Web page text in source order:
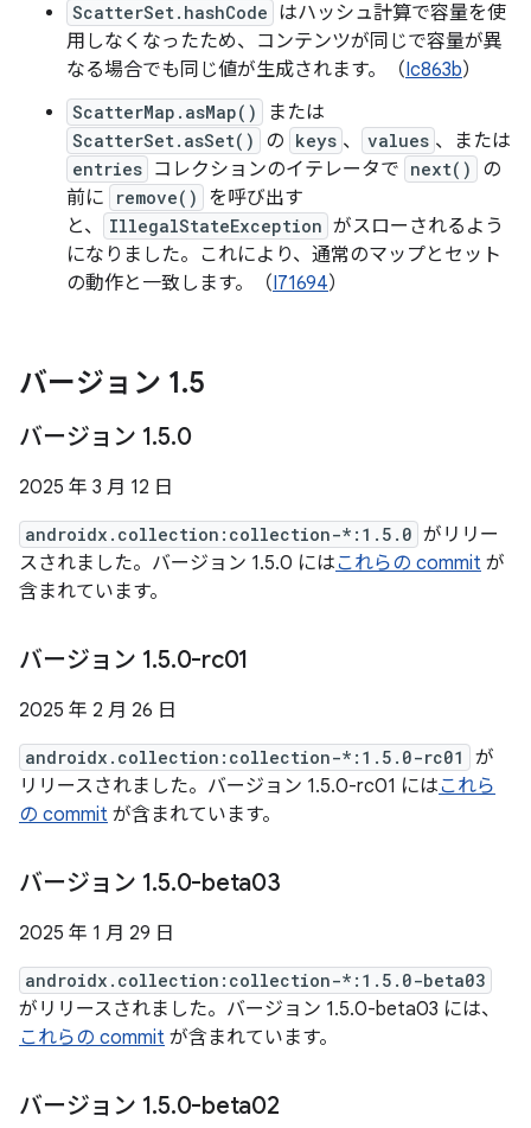
ScatterSet.hashCode はハッシュ計算で容量を使
用しなくなったため、コンテンツが同じで容量が異
なる場合でも同じ値が生成されます。（Ic863b）
ScatterMap.asMap() または
ScatterSet.asSet() の keys 、 values 、または
entries コレクションのイテレータで next()
の
前に
remove()
を呼び出す
と、
IllegalStateException がスローされるよう
になりました。これにより、通常のマップとセット
の動作と一致します。（I71694）
バージョン 1.5
バージョン 1.5.0
2025 年 3 月 12 日
androidx.collection:collection-*:1.5.0 がリリー
スされました。バージョン 1.5.0 にはこれらの commit が
含まれています。
バージョン 1.5.0-rc01
2025 年 2 月 26 日
androidx.collection:collection-*:1.5.0-rc01
が
リリースされました。バージョン 1.5.0-rc01 にはこれら
の commit が含まれています。
バージョン 1.5.0-beta03
2025 年 1 月 29 日
androidx.collection:collection-*:1.5.0-beta03
がリリースされました。バージョン 1.5.0-beta03 には、
これらの commit が含まれています。
バージョン 1.5.0-beta02